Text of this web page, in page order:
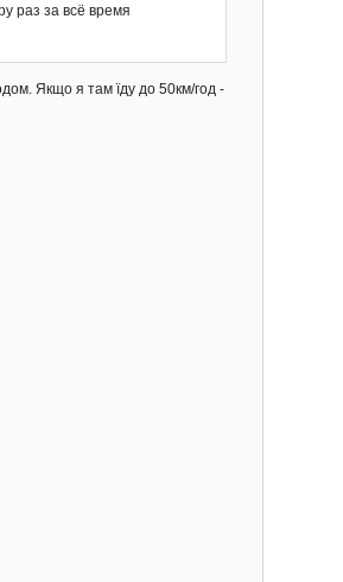
раз за всё время
Якщо я там їду до 50км/год -